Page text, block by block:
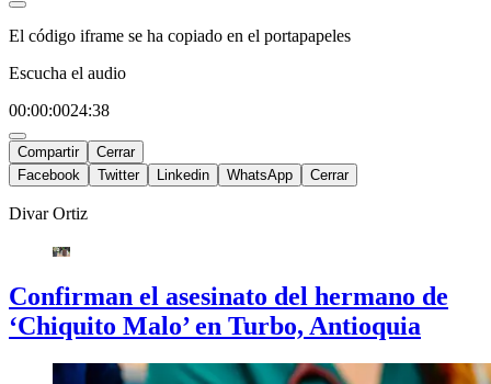
El código iframe se ha copiado en el portapapeles
Escucha el audio
00:00:0024:38
Compartir
Cerrar
Facebook
Twitter Linkedin WhatsApp Cerrar
Divar Ortiz
Confirman el asesinato del hermano de
‘Chiquito Malo’ en Turbo, Antioquia